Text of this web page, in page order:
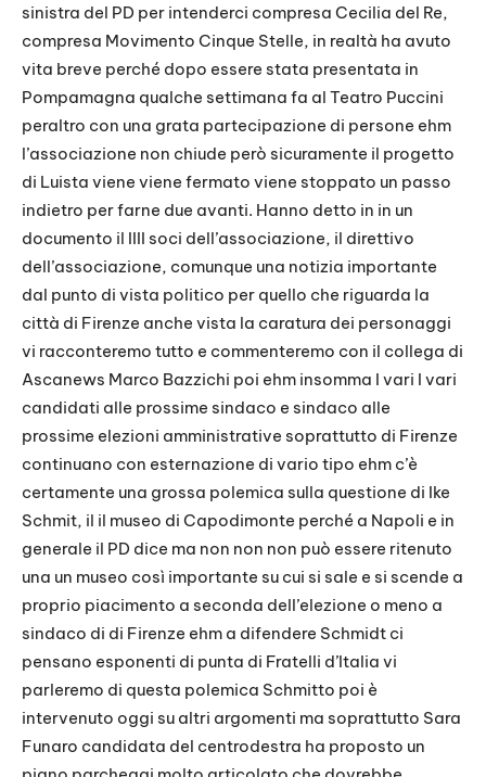
sinistra del PD per intenderci compresa Cecilia del Re,
compresa Movimento Cinque Stelle, in realtà ha avuto
vita breve perché dopo essere stata presentata in
Pompamagna qualche settimana fa al Teatro Puccini
peraltro con una grata partecipazione di persone ehm
l’associazione non chiude però sicuramente il progetto
di Luista viene viene fermato viene stoppato un passo
indietro per farne due avanti. Hanno detto in in un
documento il IIII soci dell’associazione, il direttivo
dell’associazione, comunque una notizia importante
dal punto di vista politico per quello che riguarda la
città di Firenze anche vista la caratura dei personaggi
vi racconteremo tutto e commenteremo con il collega di
Ascanews Marco Bazzichi poi ehm insomma I vari I vari
candidati alle prossime sindaco e sindaco alle
prossime elezioni amministrative soprattutto di Firenze
continuano con esternazione di vario tipo ehm c’è
certamente una grossa polemica sulla questione di Ike
Schmit, il il museo di Capodimonte perché a Napoli e in
generale il PD dice ma non non non può essere ritenuto
una un museo così importante su cui si sale e si scende a
proprio piacimento a seconda dell’elezione o meno a
sindaco di di Firenze ehm a difendere Schmidt ci
pensano esponenti di punta di Fratelli d’Italia vi
parleremo di questa polemica Schmitto poi è
intervenuto oggi su altri argomenti ma soprattutto Sara
Funaro candidata del centrodestra ha proposto un